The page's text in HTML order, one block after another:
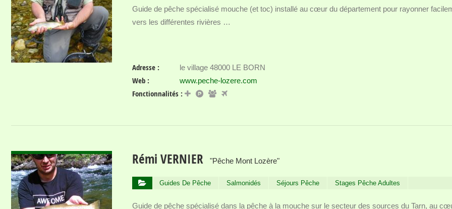
Guide de pêche spécialisé mouche (et toc) installé au cœur du département pour rayonner
vers les différentes rivières …
Adresse : le village 48000 LE BORN
Web : www.peche-lozere.com
Fonctionnalités :
Rémi VERNIER "Pêche Mont Lozère"
Guides De Pêche Salmonidés Séjours Pêche Stages Pêche Adultes
Guide de pêche spécialisé dans la pêche à la mouche sur le secteur des sources du Tarn, au